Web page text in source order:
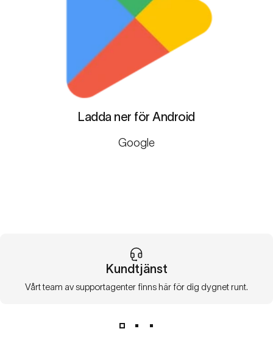
Ladda ner för Android
Google
Kundtjänst
Vårt team av supportagenter finns här för dig dygnet runt.